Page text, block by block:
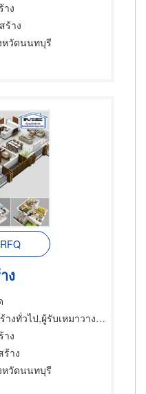
ง
ร้าง
หวัดนนทบุรี
ง
วางระบบอุตสาหกรรมและอาคาร,ผู้ออกแบบก่อสร้าง
ง
าง
หวัดนนทบุรี